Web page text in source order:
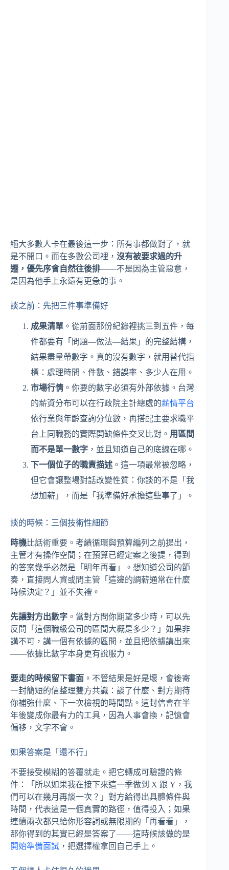
絕大多數人卡在最後這一步：所有事都做對了，就
是不開口。而在多數公司裡， 沒有被要求過的升
遷，優先序會自然往後排——不是因為主管惡意，
是因為他手上永遠有更急的事。
談之前：先把三件事準備好
成果清單 。從前面那份紀錄裡挑三到五件，每
件都要有「問題—做法—結果」的完整結構，
結果盡量帶數字。真的沒有數字，就用替代指
標：處理時間、件數、錯誤率、多少人在用。
市場行情 。你要的數字必須有外部依據。台灣
的薪資分布可以在行政院主計總處的薪情平台
依行業與年齡查詢分位數，再搭配主要求職平
台上同職務的實際開缺條件交叉比對。 用區間
而不是單一數字 ，並且知道自己的底線在哪。
下一個位子的職責描述 。這一項最常被忽略，
但它會讓整場對話改變性質：你談的不是「我
想加薪」，而是「我準備好承擔這些事了」。
談的時候：三個技術性細節
時機比話術重要。考績循環與預算編列之前提出，
主管才有操作空間；在預算已經定案之後提，得到
的答案幾乎必然是「明年再看」。想知道公司的節
奏，直接問人資或問主管「這邊的調薪通常在什麼
時候決定？」並不失禮。
先讓對方出數字 。當對方問你期望多少時，可以先
反問「這個職級公司的區間大概是多少？」如果非
講不可，講一個有依據的區間，並且把依據講出來
——依據比數字本身更有說服力。
要走的時候留下書面 。不管結果是好是壞，會後寄
一封簡短的信整理雙方共識：談了什麼、對方期待
你補強什麼、下一次檢視的時間點。這封信會在半
年後變成你最有力的工具，因為人事會換，記憶會
偏移，文字不會。
如果答案是「還不行」
不要接受模糊的答覆就走。把它轉成可驗證的條
件：「所以如果我在接下來這一季做到 X 跟 Y，我
們可以在幾月再談一次？」對方給得出具體條件與
時間，代表這是一個真實的路徑，值得投入；如果
連續兩次都只給你形容詞或無限期的「再看看」，
那你得到的其實已經是答案了——這時候該做的是
開始準備面試 ，把選擇權拿回自己手上。